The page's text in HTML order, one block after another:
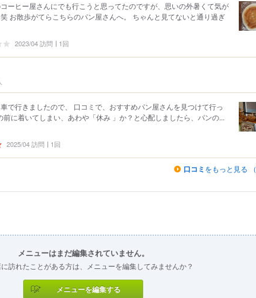
ーヒー屋さんにでも行こうと思ってたのですが、思いの外暑くて気が
お散歩がてらこちらのパン屋さんへ。 ちゃんと見てないと通り過ぎ
2023/04 訪問 1回
で行きましたので、 口コミで、おすすめパン屋さんを見つけて行っ
に着いてしまい、あわや「休み 」か？と心配しましたら、パンの...
2025/04 訪問 1回
口コミ をもっと見る （
メニューはまだ編集されていません。
に訪れたことがある方は、メニューを編集してみませんか？
メニューを編集する